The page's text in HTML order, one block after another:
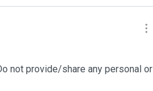
not provide/share any personal or